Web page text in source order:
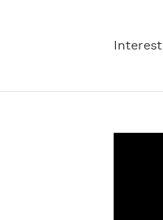
Interest